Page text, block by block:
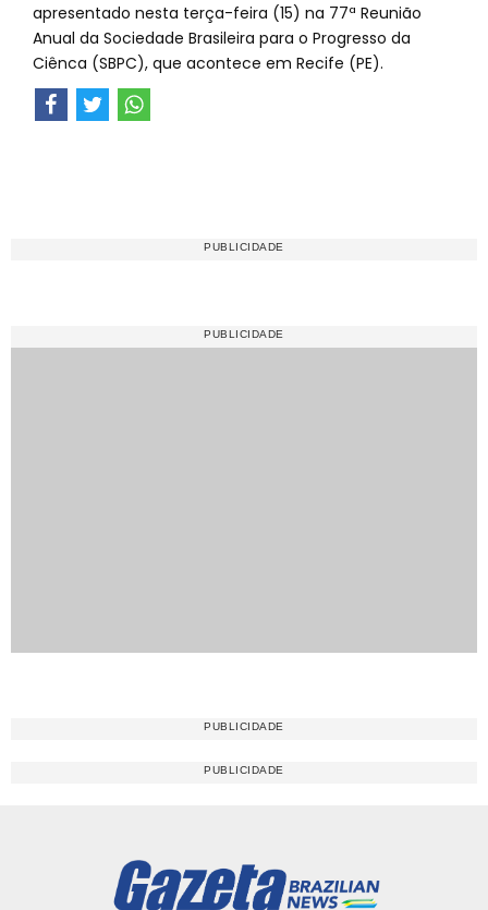
apresentado nesta terça-feira (15) na 77ª Reunião
Anual da Sociedade Brasileira para o Progresso da
Ciênca (SBPC), que acontece em Recife (PE).